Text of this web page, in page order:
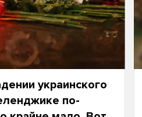
украинского
по-